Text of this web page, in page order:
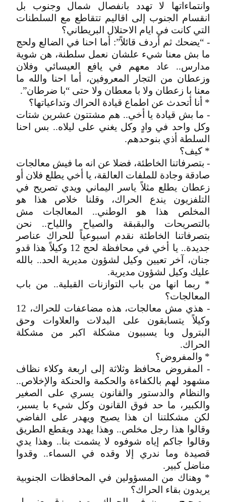
وانتماءاتها لا تهدد بانفصال شمال وجنوب بل
انقسام الجنوب إلى اقاليم تتقاطع مع السلطنات
التي كانت في ايام الاحتلال البريطاني؟
- “يضحك ثم أردف قائلاً”: أما احنا في الضالع ولحج
ما بش معنا شيء علشان نعمل سلطنة، هن شوية
مدارس.. عاد معهم في يافع العيسائي وفلان
وزعطان من التجار المعروفين، أما احنا والله ما
معنا با زعطان ولا با معطان ولا حتى “با ضرطان”.
* أنا أتحدث عن اطماع قيادة الحراك وتداعياتها؟
- ما بش قيادة يا أخي.. هم مشتتون عشرين شتات
وكل واحد في وادٍ وكل يغني على ليلاه.. بس احنا
السلطة أذي بنوحدهم.
* كيف؟
- بتصرفاتنا الخاطئة، فضلا عن انه ما فيش معالجات
صادقة وجادة للملفات العالقة، يا أخي يطلع فلان أو
زعطان يطلع مثلاً ياسر اليماني ويدي تصريح في
التلفزيون يندع الحراك، وقلنا خلاص هذا هو
المخلص هذا هو الوطني.. المعالجات مش
بالتصريحات والبقبقة والصياح واللياح.. نحن
بتصرفاتنا الخاطئة نقدم اسبوعياً للحراك عناصر
جديدة.. يا أخي في محافظة لحج 12 وكيلاً هذا قدو
جنان، آخر تعيين وكيل لشؤون مديرية الحد.. بالله
عليك وكيل لشؤون مديرية.
* ربما انها من باب التوازنات القبلية.. من باب
المعالجات؟
- هذي مش معالجات، هذه مضاعفات للحراك، 12
وكيلاً يتسابقون على البدلات والعلاوات وحق
البترول وبا يسببون مشكلة اكبر من مشكلة
الحراك.
* والمفروض؟
- المفروض محافظ وثلاثة إلى اربعة وكلاء نظاف
مشهود لهم بالكفاءة والحكمة والحنكة والإخلاص..
والنظام والدستور والقانون يسري على الصغير
والكبير، ما حد فوق القانون وكل شيء با يسبر،
لكن مشكلتنا ان هذا يصيح ويهدر على الفاضي
وقالوا هذا رجل مخلص.. وهذا يهدد ويقطع الطريق
وقالوا جاكم إياه شوفوه لا يشمت بنا.. وهذا يدي
قصيدة وما ندري إلا وقده في السماء.. وقدوا
مناضل كبير.
* وهناك من المسؤولين في المحافظات الجنوبية
يريدون بقاء الحراك؟